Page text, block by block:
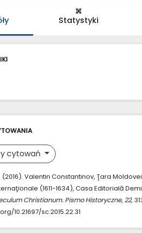
Statystyki
cytowań
(2016). Valentin Constantinov, Ţara
(1611-1634), Casa Editorială
Christianum. Pismo Historyczne, 22,
10.21697/sc.2015.22.31